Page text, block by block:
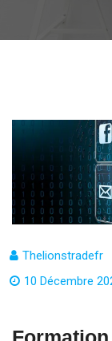
Thelionstradefr
10 Décembre